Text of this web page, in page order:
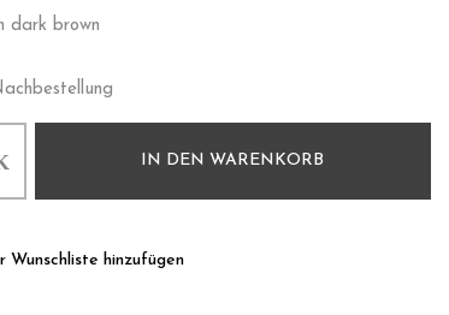
dark brown
IN DEN WARENKORB
Wunschliste hinzufügen